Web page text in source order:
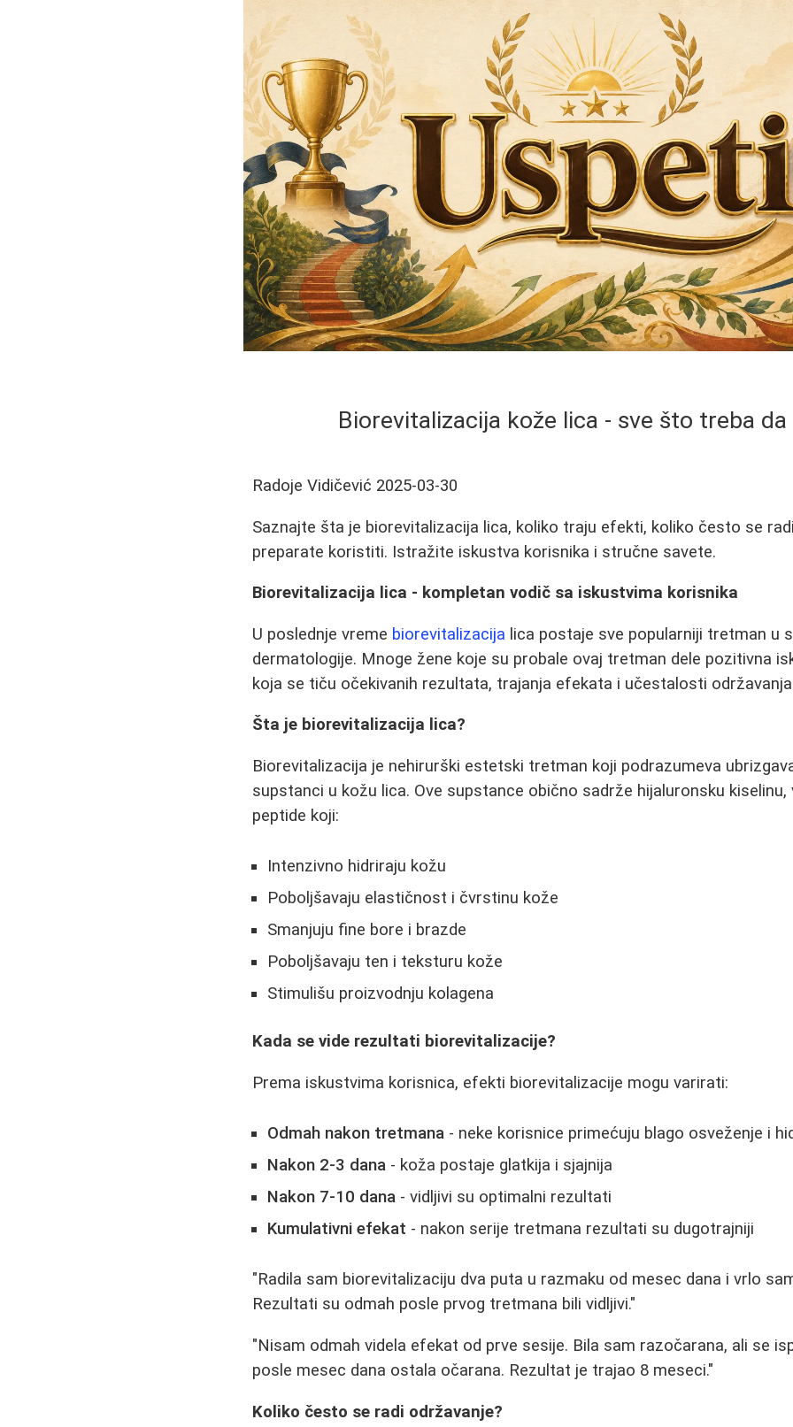
Biorevitalizacija kože lica - sve što treba
Radoje Vidičević 2025-03-30
Saznajte šta je biorevitalizacija lica, koliko traju efekti, koliko često se
preparate koristiti. Istražite iskustva korisnika i stručne savete.
Biorevitalizacija lica - kompletan vodič sa iskustvima korisnika
U poslednje vreme biorevitalizacija lica postaje sve popularniji tretman u
dermatologije. Mnoge žene koje su probale ovaj tretman dele pozitivna
koja se tiču očekivanih rezultata, trajanja efekata i učestalosti
Šta je biorevitalizacija lica?
Biorevitalizacija je nehirurški estetski tretman koji podrazumeva
supstanci u kožu lica. Ove supstance obično sadrže hijaluronsku kiselinu,
peptide koji:
Intenzivno hidriraju kožu
Poboljšavaju elastičnost i čvrstinu kože
Smanjuju fine bore i brazde
Poboljšavaju ten i teksturu kože
Stimulišu proizvodnju kolagena
Kada se vide rezultati biorevitalizacije?
Prema iskustvima korisnica, efekti biorevitalizacije mogu varirati:
Odmah nakon tretmana - neke korisnice primećuju blago osveženje i
Nakon 2-3 dana - koža postaje glatkija i sjajnija
Nakon 7-10 dana - vidljivi su optimalni rezultati
Kumulativni efekat - nakon serije tretmana rezultati su dugotrajniji
"Radila sam biorevitalizaciju dva puta u razmaku od mesec dana i vrlo
Rezultati su odmah posle prvog tretmana bili vidljivi."
"Nisam odmah videla efekat od prve sesije. Bila sam razočarana, ali se
posle mesec dana ostala očarana. Rezultat je trajao 8 meseci."
Koliko često se radi održavanje?